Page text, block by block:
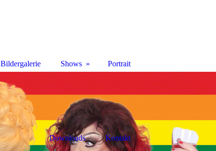
Bildergalerie Shows Portrait
Downloads Kontakt